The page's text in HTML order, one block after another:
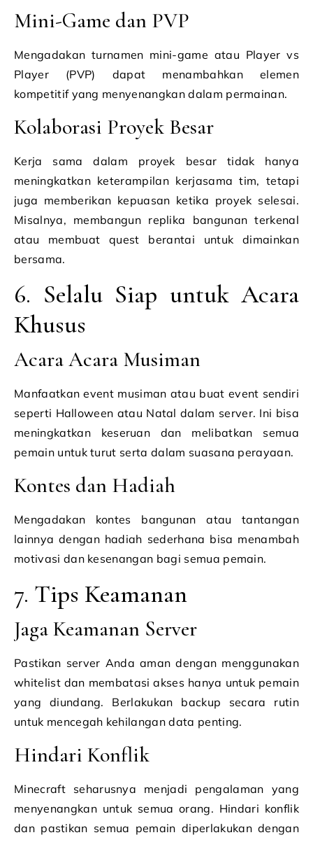
Mini-Game dan PVP
Mengadakan turnamen mini-game atau Player vs
Player (PVP) dapat menambahkan elemen
kompetitif yang menyenangkan dalam permainan.
Kolaborasi Proyek Besar
Kerja sama dalam proyek besar tidak hanya
meningkatkan keterampilan kerjasama tim, tetapi
juga memberikan kepuasan ketika proyek selesai.
Misalnya, membangun replika bangunan terkenal
atau membuat quest berantai untuk dimainkan
bersama.
6. Selalu Siap untuk Acara
Khusus
Acara Acara Musiman
Manfaatkan event musiman atau buat event sendiri
seperti Halloween atau Natal dalam server. Ini bisa
meningkatkan keseruan dan melibatkan semua
pemain untuk turut serta dalam suasana perayaan.
Kontes dan Hadiah
Mengadakan kontes bangunan atau tantangan
lainnya dengan hadiah sederhana bisa menambah
motivasi dan kesenangan bagi semua pemain.
7. Tips Keamanan
Jaga Keamanan Server
Pastikan server Anda aman dengan menggunakan
whitelist dan membatasi akses hanya untuk pemain
yang diundang. Berlakukan backup secara rutin
untuk mencegah kehilangan data penting.
Hindari Konflik
Minecraft seharusnya menjadi pengalaman yang
menyenangkan untuk semua orang. Hindari konflik
dan pastikan semua pemain diperlakukan dengan